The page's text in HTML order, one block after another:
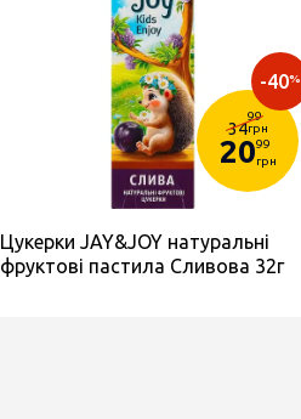
34
99
грн
2099
грн
-40%
Цукерки JAY&JOY натуральні
фруктові пастила Сливова 32г